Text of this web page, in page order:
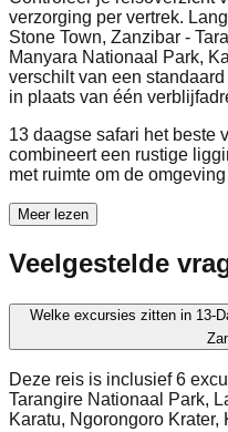
verzorging per vertrek.
Stone Town, Zanzibar -
Manyara Nationaal Park,
verschilt van een
in plaats van één
13 daagse safari het beste
combineert een rustige
met ruimte om de
Meer lezen
Veelgestelde
Welke excursies zitten in 13-
Deze reis is inclusief 6
Tarangire Nationaal Park,
Karatu, Ngorongoro Krater,